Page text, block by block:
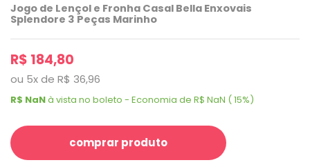
Jogo de Lençol e Fronha Casal Bella Enxovais
Splendore 3 Peças Marinho
R$ 184,80
ou 5xde R$ 36,96
R$ NaNà vista no boleto - Economia de R$ NaN ( 15%)
comprar produto